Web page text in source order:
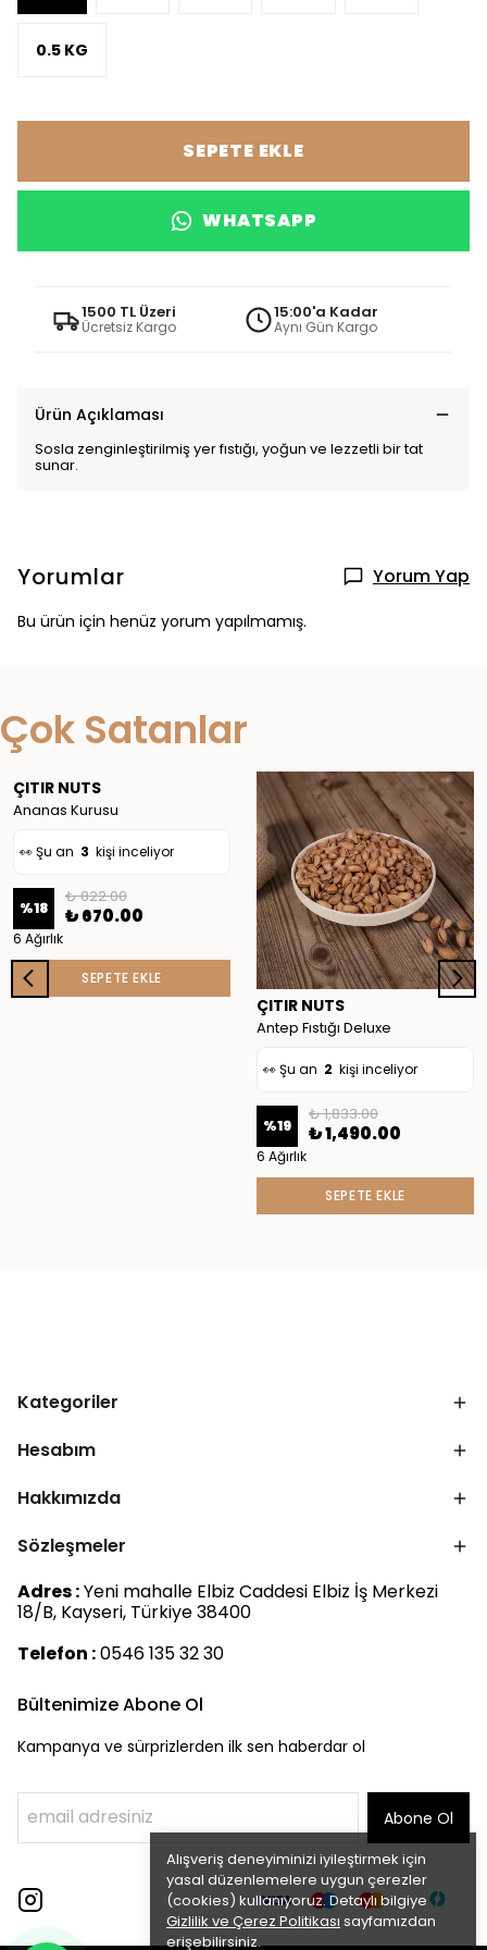
Alışveriş deneyiminizi iyileştirmek için
yasal düzenlemelere uygun çerezler
(cookies) kullanıyoruz. Detaylı bilgiye
Gizlilik ve Çerez Politikası sayfamızdan
erişebilirsiniz.
0.5 KG
SEPETE EKLE
WHATSAPP
1500 TL Üzeri
Ücretsiz Kargo
15:00'a Kadar
Aynı Gün Kargo
Ürün Açıklaması
Sosla zenginleştirilmiş yer fıstığı, yoğun ve lezzetli bir tat
sunar.
Yorumlar Yorum Yap
Bu ürün için henüz yorum yapılmamış.
Çok Satanlar
ÇITIR NUTS
Ananas Kurusu
❤️ kişi favoriledi
✅ Bugün10adet satıldı
👀 Şu an 3 kişi inceliyor
%18
₺ 822.00
₺ 670.00
6 Ağırlık
SEPETE EKLE
ÇITIR NUTS
Antep Fıstığı Deluxe
👀 Şu an2kişi inceliyor
❤️27kişi favoriledi
🛒4kişi sepete ekledi
✅ Bugün9adet satıldı
👀 Şu an 2 kişi inceliyor
%19
₺ 1,833.00
₺ 1,490.00
6 Ağırlık
SEPETE EKLE
Kategoriler
Hesabım
Hakkımızda
Sözleşmeler
Adres :Yeni mahalle Elbiz Caddesi Elbiz İş Merkezi
18/B, Kayseri, Türkiye 38400
Telefon :0546 135 32 30
Bültenimize Abone Ol
Kampanya ve sürprizlerden ilk sen haberdar ol
Abone Ol